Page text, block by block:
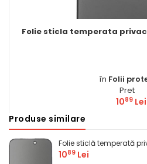
privacy Huawei P SMART 2021
Comandă
Produse similare
Folie sticlă temperată
1089 Lei